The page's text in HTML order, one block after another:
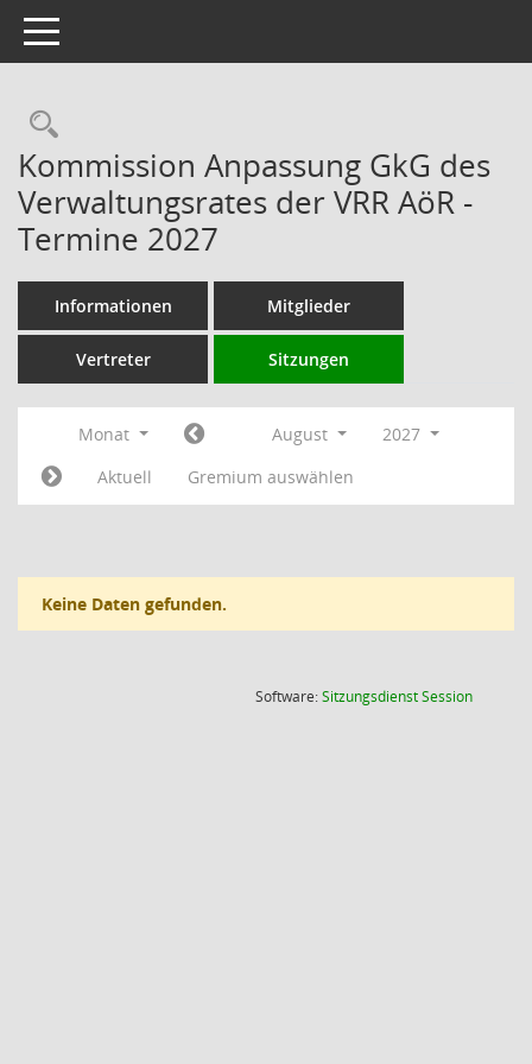
Toggle navigation
Rechercheauswahl
Kommission Anpassung GkG des
Verwaltungsrates der VRR AöR -
Termine 2027
Informationen Mitglieder
Vertreter Sitzungen
Monat August
2027
Aktuell
Gremium auswählen
Keine Daten gefunden.
Software:SitzungsdienstSession(Wird in